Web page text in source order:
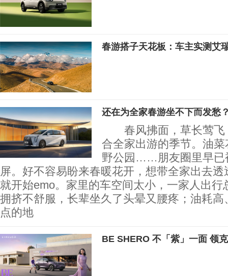
春游搭子天花板：车主实测艾
还在为全家春游坐不下而发愁
春风拂面，草长莺飞
合全家出游的季节。油
野公园……朋友圈里早已
屏。好不容易盼来春暖花开，想带全家出去
就开始emo。家里的车空间太小，一家人出行
拥挤不舒服，长辈坐久了头晕又腰疼；油耗
点的地
BE SHERO 不「紫」一面 领克